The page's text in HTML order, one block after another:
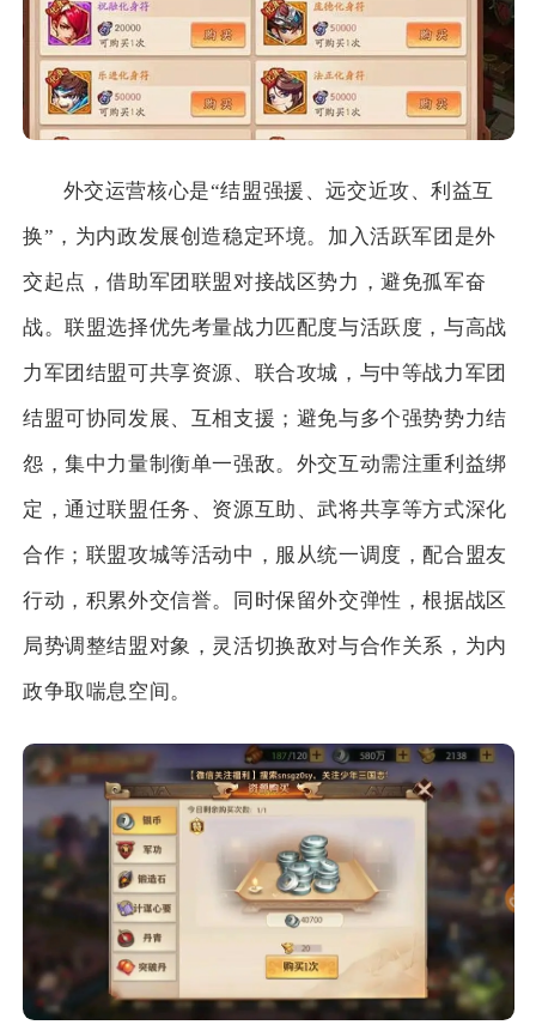
外交运营核心是“结盟强援、远交近攻、利益互
换”，为内政发展创造稳定环境。加入活跃军团是外
交起点，借助军团联盟对接战区势力，避免孤军奋
战。联盟选择优先考量战力匹配度与活跃度，与高战
力军团结盟可共享资源、联合攻城，与中等战力军团
结盟可协同发展、互相支援；避免与多个强势势力结
怨，集中力量制衡单一强敌。外交互动需注重利益绑
定，通过联盟任务、资源互助、武将共享等方式深化
合作；联盟攻城等活动中，服从统一调度，配合盟友
行动，积累外交信誉。同时保留外交弹性，根据战区
局势调整结盟对象，灵活切换敌对与合作关系，为内
政争取喘息空间。